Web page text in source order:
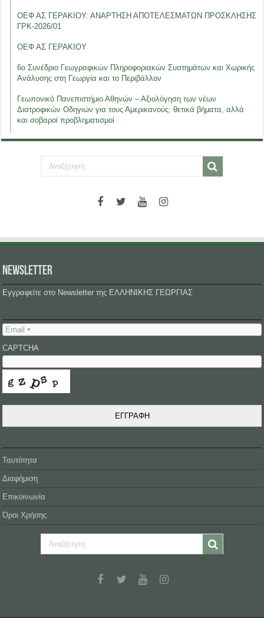
ΟΕΦ ΑΣ ΓΕΡΑΚΙΟΥ: ΑΝΑΡΤΗΣΗ ΑΠΟΤΕΛΕΣΜΑΤΩΝ ΠΡΟΣΚΛΗΣΗΣ
ΓΡΚ-2026/01
ΟΕΦ ΑΣ ΓΕΡΑΚΙΟΥ
6ο Συνέδριο Γεωγραφικών Πληροφοριακών Συστημάτων και Χωρικής
Ανάλυσης στη Γεωργία και το Περιβάλλον
Γεωπονικό Πανεπιστήμιο Αθηνών – Αξιολόγηση των νέων
Διατροφικών Οδηγιών για τους Αμερικανούς: θετικά βήματα, αλλά
και σοβαροί προβληματισμοί
NEWSLETTER
Εγγραφείτε στο Newsletter της ΕΛΛΗΝΙΚΗΣ ΓΕΩΡΓΙΑΣ
Email *
CAPTCHA *
ΕΓΓΡΑΦΗ
Ταυτότητα
Διαφήμιση
Επικοινωνία
Όροι Χρήσης